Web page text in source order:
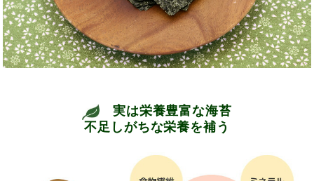
実は栄養豊富な海苔
不足しがちな栄養を補う